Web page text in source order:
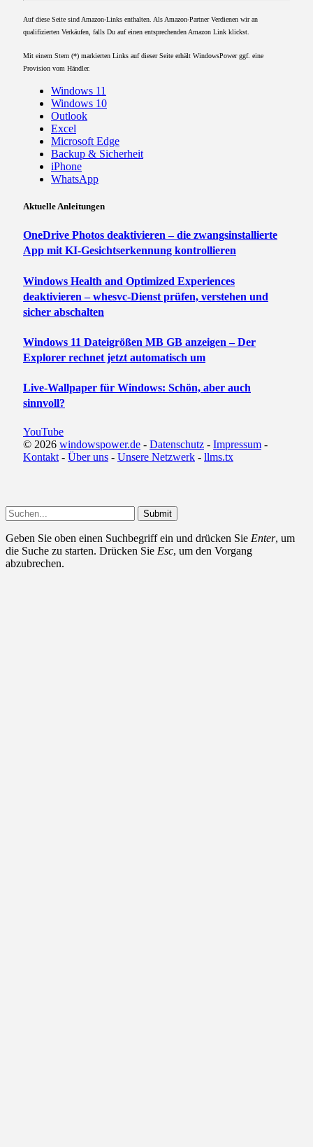
Auf diese Seite sind Amazon-Links enthalten. Als Amazon-Partner Verdienen wir an
qualifizierten Verkäufen, falls Du auf einen entsprechenden Amazon Link klickst.
Mit einem Stern (*) markierten Links auf dieser Seite erhält WindowsPower ggf. eine
Provision vom Händler.
Windows 11
Windows 10
Outlook
Excel
Microsoft Edge
Backup & Sicherheit
iPhone
WhatsApp
Aktuelle Anleitungen
OneDrive Photos deaktivieren – die zwangsinstallierte
App mit KI-Gesichtserkennung kontrollieren
Windows Health and Optimized Experiences
deaktivieren – whesvc-Dienst prüfen, verstehen und
sicher abschalten
Windows 11 Dateigrößen MB GB anzeigen – Der
Explorer rechnet jetzt automatisch um
Live-Wallpaper für Windows: Schön, aber auch
sinnvoll?
YouTube
© 2026 windowspower.de - Datenschutz - Impressum -
Kontakt- Über uns - Unsere Netzwerk - llms.tx
Submit
Geben Sie oben einen Suchbegriff ein und drücken Sie Enter, um
die Suche zu starten. Drücken Sie Esc, um den Vorgang
abzubrechen.